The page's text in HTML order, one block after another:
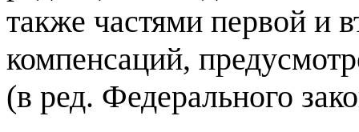
также частями первой и
компенсаций,
(в ред. Федерального